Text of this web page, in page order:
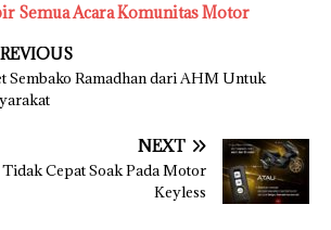
Semua Acara Komunitas Motor
Sembako Ramadhan dari AHM Untuk
NEXT
Cepat Soak Pada Motor
Keyless